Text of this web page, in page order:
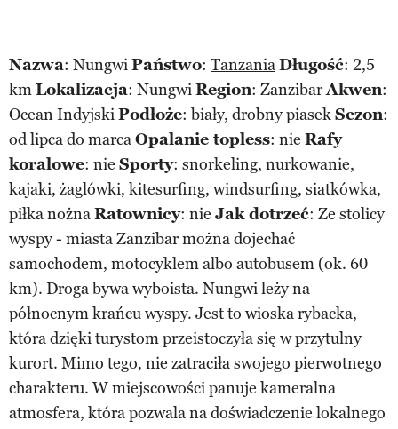
Nazwa: NungwiPaństwo: TanzaniaDługość: 2,5
kmLokalizacja: NungwiRegion: ZanzibarAkwen:
Ocean IndyjskiPodłoże: biały, drobny piasekSezon:
od lipca do marcaOpalanie topless: nie Rafy
koralowe: nie Sporty: snorkeling, nurkowanie,
kajaki, żaglówki, kitesurfing, windsurfing, siatkówka,
piłka nożnaRatownicy: nie Jak dotrzeć: Ze stolicy
wyspy - miasta Zanzibar można dojechać
samochodem, motocyklem albo autobusem (ok. 60
km). Droga bywa wyboista. Nungwi leży na
północnym krańcu wyspy. Jest to wioska rybacka,
która dzięki turystom przeistoczyła się w przytulny
kurort. Mimo tego, nie zatraciła swojego pierwotnego
charakteru. W miejscowości panuje kameralna
atmosfera, która pozwala na doświadczenie lokalnego